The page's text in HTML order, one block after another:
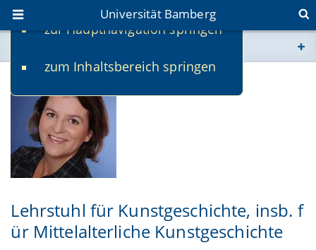
zur Hauptnavigation springen
zum Inhaltsbereich springen
Universität Bamberg
www.uni-bamberg.de
univis.uni-bamberg.de
fis.uni-bamberg.de
Lehrstuhl für Kunstgeschichte, insb. f
ür Mittelalterliche Kunstgeschichte